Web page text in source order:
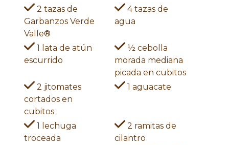
2 tazas de
Garbanzos Verde
Valle®
4 tazas de
agua
1 lata de atún
escurrido
½ cebolla
morada mediana
picada en cubitos
2 jitomates
cortados en
cubitos
1 aguacate
1 lechuga
troceada
2 ramitas de
cilantro